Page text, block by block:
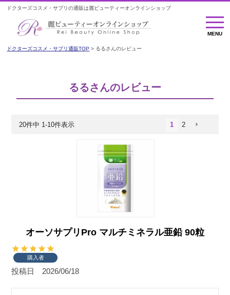
ドクターズコスメ・サプリの通販は麗ビューティーオンラインショップ
MENU
MENU
ドクターズコスメ・サプリ通販TOP るるさんのレビュー
るるさんのレビュー
20件中 1-10件表示 1 2
オーソサプリPro マルチミネラル亜鉛 90粒
購入者
投稿日 2026/06/18